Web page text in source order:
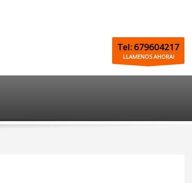
Tel: 679604217
LLAMENOS AHORA!